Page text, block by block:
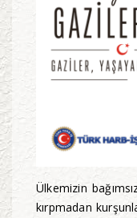
Ülkemizin
kırpmadan